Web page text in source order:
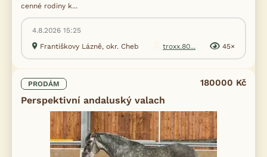
cenné rodiny k...
4.8.2026 15:25
Františkovy Lázně, okr. Cheb
troxx.80... 45×
PRODÁM
Perspektivní andaluský valach
180000 Kč